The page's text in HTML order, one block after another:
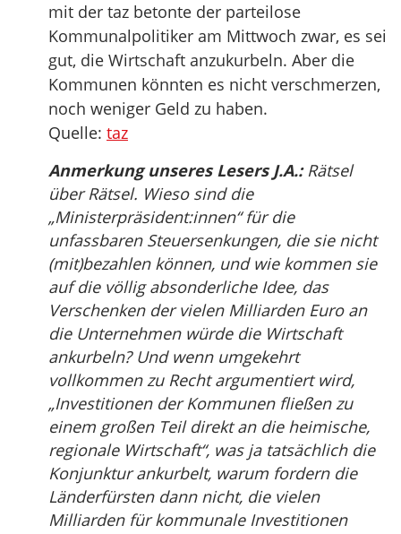
mit der taz betonte der parteilose
Kommunalpolitiker am Mittwoch zwar, es sei
gut, die Wirtschaft anzukurbeln. Aber die
Kommunen könnten es nicht verschmerzen,
noch weniger Geld zu haben.
Quelle: taz
Anmerkung unseres Lesers J.A.:Rätsel
über Rätsel. Wieso sind die
„Ministerpräsident:innen“ für die
unfassbaren Steuersenkungen, die sie nicht
(mit)bezahlen können, und wie kommen sie
auf die völlig absonderliche Idee, das
Verschenken der vielen Milliarden Euro an
die Unternehmen würde die Wirtschaft
ankurbeln? Und wenn umgekehrt
vollkommen zu Recht argumentiert wird,
„Investitionen der Kommunen fließen zu
einem großen Teil direkt an die heimische,
regionale Wirtschaft“, was ja tatsächlich die
Konjunktur ankurbelt, warum fordern die
Länderfürsten dann nicht, die vielen
Milliarden für kommunale Investitionen